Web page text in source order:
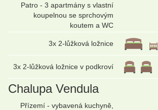
Patro - 3 apartmány s vlastní
koupelnou se sprchovým
koutem a WC
3x 2-lůžková ložnice
3x 2-lůžková ložnice v podkroví
Chalupa Vendula
Přízemí - vybavená kuchyně,